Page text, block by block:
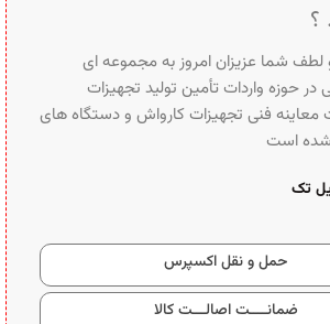
؟
شما عزیزان امروز به مجموعه ای
در حوزه واردات تأمین تولید تجهیزات
معاینه فنی تجهیزات کارواش و دستگاه های
شده است
تک
حمل و نقل اکسپرس
ضمانــــت اصالـــت کالا